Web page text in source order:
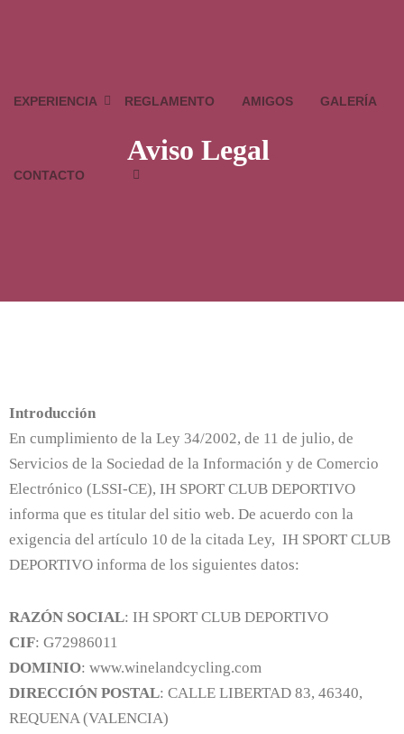
EXPERIENCIA REGLAMENTO AMIGOS GALERÍA
CONTACTO
Aviso Legal
Introducción
En cumplimiento de la Ley 34/2002, de 11 de julio, de
Servicios de la Sociedad de la Información y de Comercio
Electrónico (LSSI-CE), IH SPORT CLUB DEPORTIVO
informa que es titular del sitio web. De acuerdo con la
exigencia del artículo 10 de la citada Ley, IH SPORT CLUB
DEPORTIVO informa de los siguientes datos:
RAZÓN SOCIAL: IH SPORT CLUB DEPORTIVO
CIF: G72986011
DOMINIO: www.winelandcycling.com
DIRECCIÓN POSTAL: CALLE LIBERTAD 83, 46340,
REQUENA (VALENCIA)